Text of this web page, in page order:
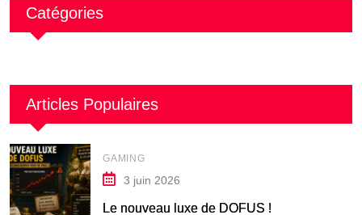
Catégories
Articles Populaires
GAMING
3 juin 2026
Le nouveau luxe de DOFUS !